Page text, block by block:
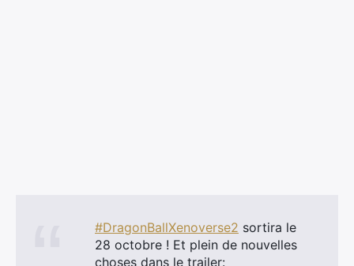
#DragonBallXenoverse2 sortira le
28 octobre ! Et plein de nouvelles
choses dans le trailer: